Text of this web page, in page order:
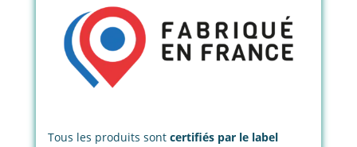
Tous les produits sont certifiés par le label